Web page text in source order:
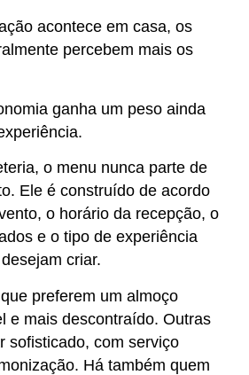
acontece em casa, os
percebem mais os
ganha um peso ainda
o menu nunca parte de
Ele é construído de acordo
o horário da recepção, o
e o tipo de experiência
criar.
preferem um almoço
e mais descontraído. Outras
sofisticado, com serviço
Há também quem